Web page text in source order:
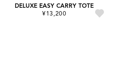
DELUXE EASY CARRY TOTE
¥13,200